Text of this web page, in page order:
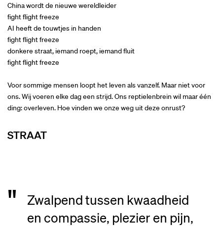
China wordt de nieuwe wereldleider
fight flight freeze
AI heeft de touwtjes in handen
fight flight freeze
donkere straat, iemand roept, iemand fluit
fight flight freeze
Voor sommige mensen loopt het leven als vanzelf. Maar niet voor
ons. Wij voeren elke dag een strijd. Ons reptielenbrein wil maar één
ding: overleven. Hoe vinden we onze weg uit deze onrust?
STRAAT
Zwalpend tussen kwaadheid
en compassie, plezier en pijn,